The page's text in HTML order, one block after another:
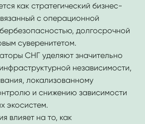
как стратегический бизнес-
с операционной
долгосрочной
суверенитетом.
СНГ уделяют значительно
независимости,
локализованному
и снижению зависимости
экосистем.
влияет на то, как